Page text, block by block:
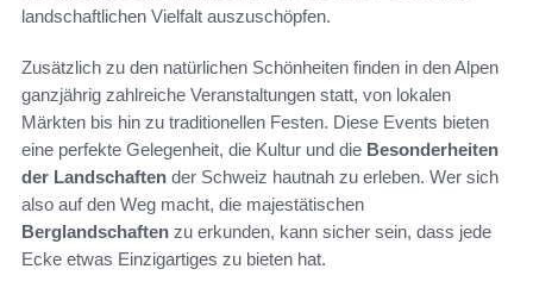
landschaftlichen Vielfalt auszuschöpfen.
Zusätzlich zu den natürlichen Schönheiten finden in den Alpen
ganzjährig zahlreiche Veranstaltungen statt, von lokalen
Märkten bis hin zu traditionellen Festen. Diese Events bieten
eine perfekte Gelegenheit, die Kultur und die Besonderheiten
der Landschaften der Schweiz hautnah zu erleben. Wer sich
also auf den Weg macht, die majestätischen
Berglandschaften zu erkunden, kann sicher sein, dass jede
Ecke etwas Einzigartiges zu bieten hat.